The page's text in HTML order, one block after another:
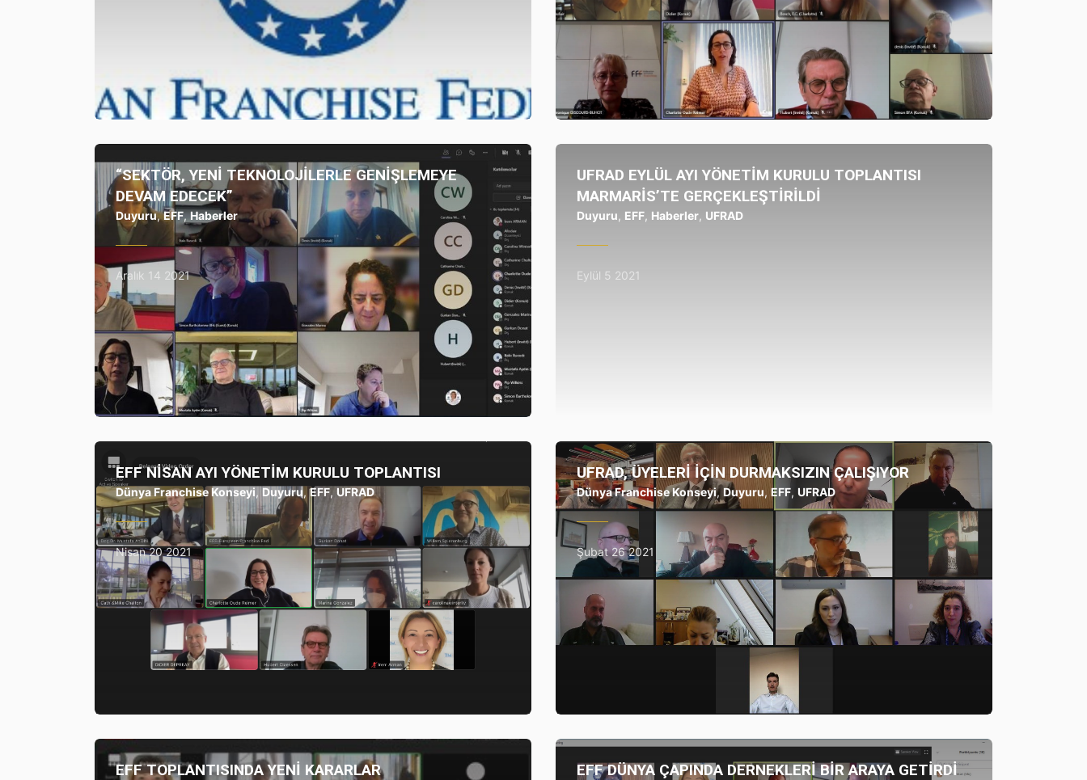
UFRAD
“SEKTÖR, YENİ TEKNOLOJİLERLE GENİŞLEMEYE
DEVAM EDECEK”
Duyuru,EFF,Haberler
Aralık 14 2021
UFRAD EYLÜL AYI YÖNETİM KURULU TOPLANTISI
MARMARİS’TE GERÇEKLEŞTİRİLDİ
Duyuru, EFF, Haberler, UFRAD
Eylül 5 2021
EFF NİSAN AYI YÖNETİM KURULU TOPLANTISI
Dünya Franchise Konseyi, Duyuru,EFF, UFRAD
Nisan 20 2021
UFRAD, ÜYELERİ İÇİN DURMAKSIZIN ÇALIŞIYOR
Dünya Franchise Konseyi, Duyuru, EFF, UFRAD
Şubat 26 2021
EFF TOPLANTISINDA YENİ KARARLAR EFF DÜNYA ÇAPINDA DERNEKLERİ BİR ARAYA GETİRDİ